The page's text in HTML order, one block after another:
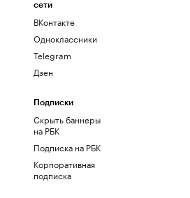
сети
ВКонтакте
Одноклассники
Telegram
Дзен
Подписки
Скрыть баннеры
на РБК
Подписка на РБК
Корпоративная
подписка